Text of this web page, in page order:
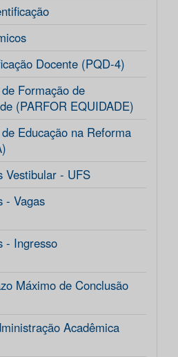
Docente (PQD-4)
Formação de
(PARFOR EQUIDADE)
Educação na Reforma
Vestibular - UFS
- Vagas
- Ingresso
Máximo de Conclusão
Acadêmica